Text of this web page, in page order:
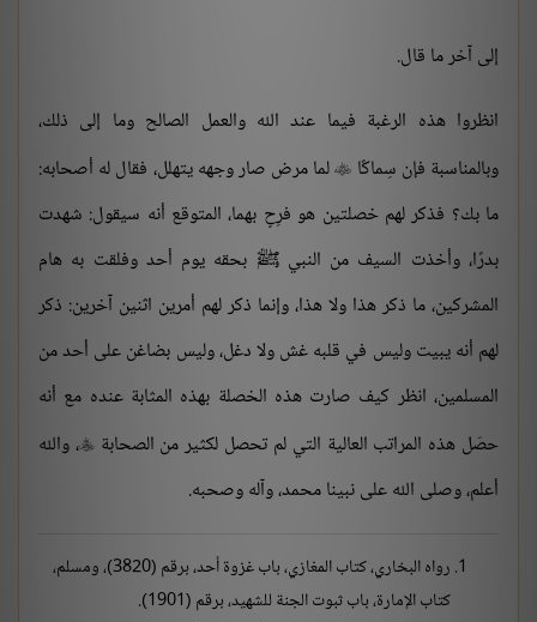
إلى آخر ما قال.
انظروا هذه الرغبة فيما عند الله والعمل الصالح وما إلى ذلك،
وبالمناسبة فإن سِماكًا لما مرض صار وجهه يتهلل، فقال له أصحابه:
ما بك؟ فذكر لهم خصلتين هو فرِحٍ بهما، المتوقع أنه سيقول: شهدت
بدرًا، وأخذت السيف من النبي ﷺ بحقه يوم أحد وفلقت به هام
المشركين، ما ذكر هذا ولا هذا، وإنما ذكر لهم أمرين اثنين آخرين: ذكر
لهم أنه يبيت وليس في قلبه غش ولا دغل، وليس بضاغن على أحد من
المسلمين، انظر كيف صارت هذه الخصلة بهذه المثابة عنده مع أنه
حصّل هذه المراتب العالية التي لم تحصل لكثير من الصحابة، والله
أعلم، وصلى الله على نبينا محمد، وآله وصحبه.
رواه البخاري، كتاب المغازي، باب غزوة أحد، برقم (3820)، ومسلم،
كتاب الإمارة، باب ثبوت الجنة للشهيد، برقم (1901).